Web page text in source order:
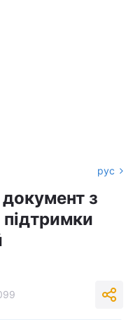
рус
документ з